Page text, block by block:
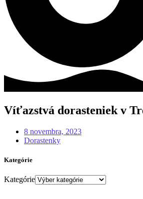
Víťazstvá dorasteniek v
8 novembra, 2023
Dorastenky
Kategórie
Kategórie